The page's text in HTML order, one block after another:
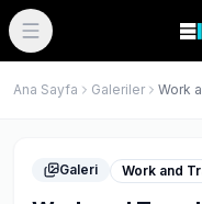
Ana Sayfa Galeriler Work
Galeri Work and